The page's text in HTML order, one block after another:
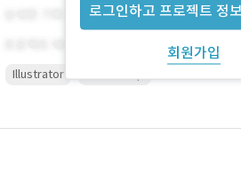
로그인하고 프로젝트 정
회원가입
Illustrator